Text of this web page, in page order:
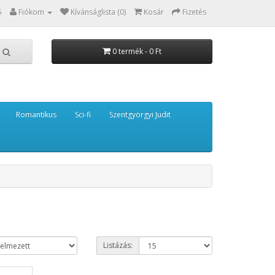
Fiókom Kívánságlista (0) Kosár Fizetés
0 termék - 0 Ft
Romantikus Sci-fi Szentgyörgyi Judit
Listázás: